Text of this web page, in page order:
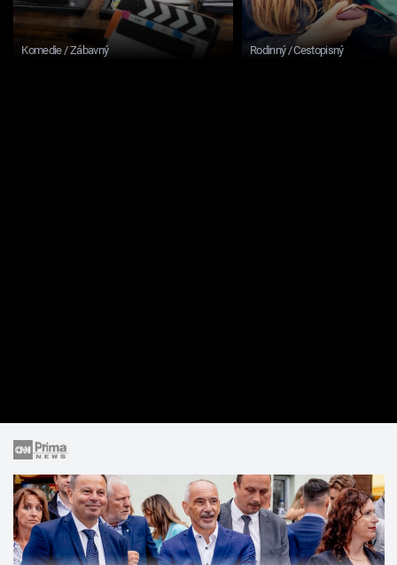
Komedie / Zábavný Rodinný / Cestopisný